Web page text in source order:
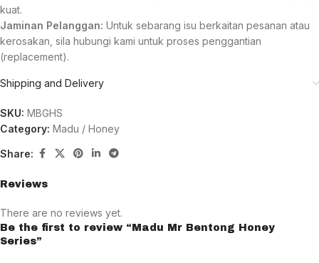
kuat.
Jaminan Pelanggan: Untuk sebarang isu berkaitan pesanan atau
kerosakan, sila hubungi kami untuk proses penggantian
(replacement).
Shipping and Delivery
SKU: MBGHS
Category: Madu / Honey
Share:
Reviews
There are no reviews yet.
Be the first to review “Madu Mr Bentong Honey
Series”